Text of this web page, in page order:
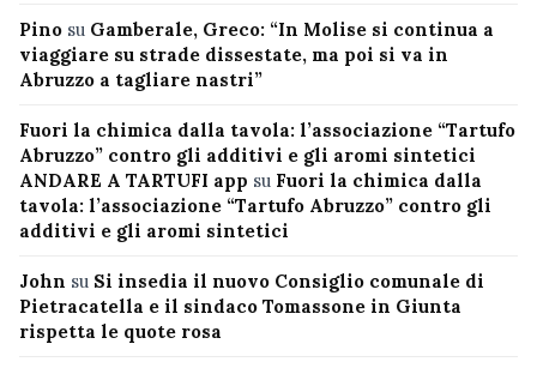
Pino su Gamberale, Greco: “In Molise si continua a
viaggiare su strade dissestate, ma poi si va in
Abruzzo a tagliare nastri”
Fuori la chimica dalla tavola: l’associazione “Tartufo
Abruzzo” contro gli additivi e gli aromi sintetici
ANDARE A TARTUFI app su Fuori la chimica dalla
tavola: l’associazione “Tartufo Abruzzo” contro gli
additivi e gli aromi sintetici
John su Si insedia il nuovo Consiglio comunale di
Pietracatella e il sindaco Tomassone in Giunta
rispetta le quote rosa